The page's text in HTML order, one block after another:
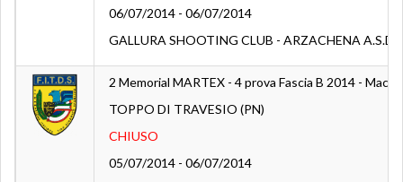
06/07/2014 - 06/07/2014
GALLURA SHOOTING CLUB - ARZACHENA A.S.D.
2 Memorial MARTEX - 4 prova Fascia B 2014 -
TOPPO DI TRAVESIO (PN)
CHIUSO
05/07/2014 - 06/07/2014